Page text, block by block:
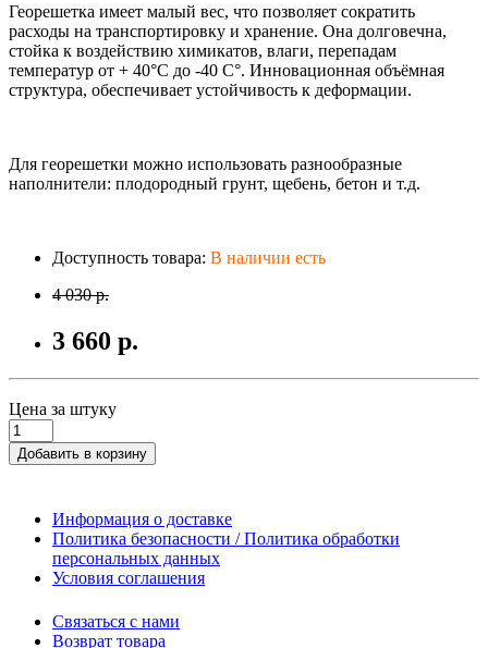
Георешетка имеет малый вес, что позволяет сократить
расходы на транспортировку и хранение. Она долговечна,
стойка к воздействию химикатов, влаги, перепадам
температур от + 40°С до -40 С°. Инновационная объёмная
структура, обеспечивает устойчивость к деформации.
Для георешетки можно использовать разнообразные
наполнители: плодородный грунт, щебень, бетон и т.д.
Доступность товара: В наличии есть
4 030 р.
3 660 р.
Цена за штуку
Добавить в корзину
Информация о доставке
Политика безопасности / Политика обработки
персональных данных
Условия соглашения
Связаться с нами
Возврат товара